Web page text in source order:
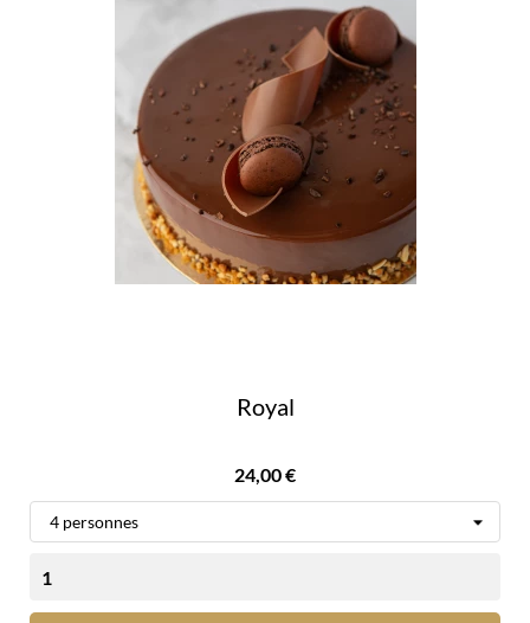
Royal
Prix
24,00 €